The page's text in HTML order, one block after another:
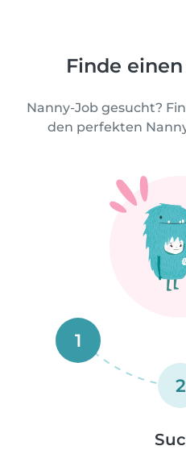
Finde
Nanny-Job gesucht?
den perfekten
1
2